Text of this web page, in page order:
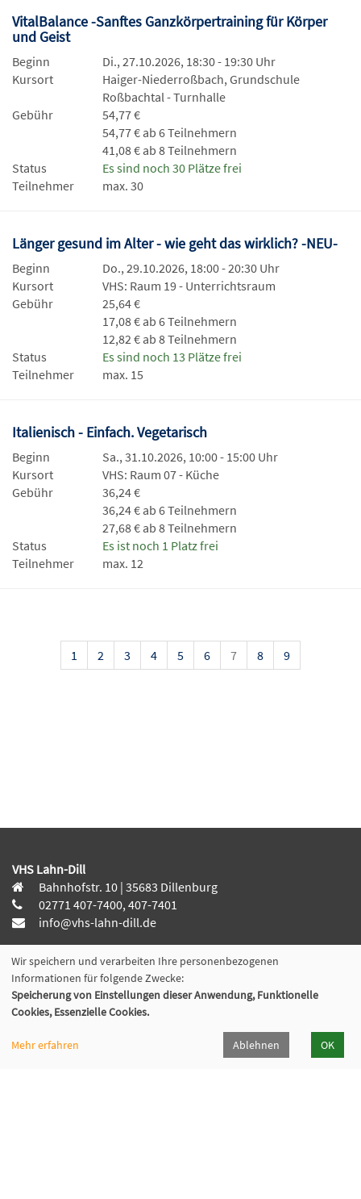
VitalBalance -Sanftes Ganzkörpertraining für Körper
und Geist
Beginn
Di., 27.10.2026, 18:30 - 19:30 Uhr
Kursort
Haiger-Niederroßbach, Grundschule
Roßbachtal - Turnhalle
Gebühr
54,77 €
54,77 € ab 6 Teilnehmern
41,08 € ab 8 Teilnehmern
Status
Es sind noch 30 Plätze frei
Teilnehmer
max. 30
Länger gesund im Alter - wie geht das wirklich? -NEU-
Beginn
Do., 29.10.2026, 18:00 - 20:30 Uhr
Kursort
VHS: Raum 19 - Unterrichtsraum
Gebühr
25,64 €
17,08 € ab 6 Teilnehmern
12,82 € ab 8 Teilnehmern
Status
Es sind noch 13 Plätze frei
Teilnehmer
max. 15
Italienisch - Einfach. Vegetarisch
Beginn
Sa., 31.10.2026, 10:00 - 15:00 Uhr
Kursort
VHS: Raum 07 - Küche
Gebühr
36,24 €
36,24 € ab 6 Teilnehmern
27,68 € ab 8 Teilnehmern
Status
Es ist noch 1 Platz frei
Teilnehmer
max. 12
1 2 3 4 5 6 7 8 9
VHS Lahn-Dill
Bahnhofstr. 10 | 35683 Dillenburg
02771 407-7400, 407-7401
info@vhs-lahn-dill.de
Lahn-Dill-Kreis
VHS Siegen-Wittgenstein
Cookie Einstellungen
Wir speichern und verarbeiten Ihre personenbezogenen
Informationen für folgende Zwecke:
Speicherung von Einstellungen dieser Anwendung, Funktionelle
Cookies, Essenzielle Cookies.
Mehr erfahren Ablehnen OK